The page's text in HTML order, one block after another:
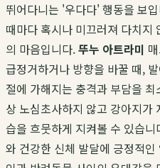
뛰어다니는 '우다다' 행동을 보
때마다 혹시나 미끄러져 다치지
의 마음입니다.뚜누 아트라미
급정거하거나 방향을 바꿀 때,
절에 가해지는 충격과 부담을
상 노심초사하지 않고 강아지가
습을 흐뭇하게 지켜볼 수 있습
와 건강한 신체 발달에 긍정적